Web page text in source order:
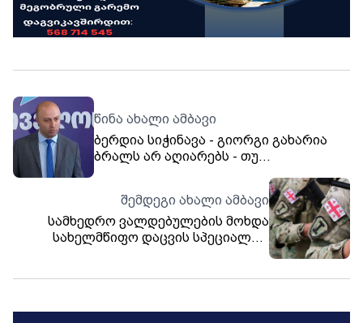
წინა ახალი ამბავი
ბერდია სიჭინავა - გიორგი გახარია
ბრალს არ აღიარებს - თუ
დისტანციურად მოუსმინოს, რატომაც
შემდეგი ახალი ამბავი
სამხედრო ვალდებულების მოხდა
სახელმწიფო დაცვის სპეციალურ